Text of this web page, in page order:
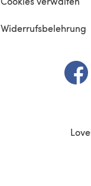
Widerrufsbelehrung